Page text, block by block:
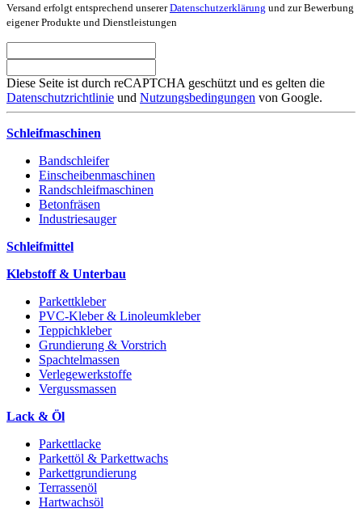
Versand erfolgt entsprechend unsererDatenschutzerklärung und zur Bewerbung
eigener Produkte und Dienstleistungen
Diese Seite ist durch reCAPTCHA geschützt und es gelten die
Datenschutzrichtlinie und Nutzungsbedingungen von Google.
Schleifmaschinen
Bandschleifer
Einscheibenmaschinen
Randschleifmaschinen
Betonfräsen
Industriesauger
Schleifmittel
Klebstoff & Unterbau
Parkettkleber
PVC-Kleber & Linoleumkleber
Teppichkleber
Grundierung & Vorstrich
Spachtelmassen
Verlegewerkstoffe
Vergussmassen
Lack & Öl
Parkettlacke
Parkettöl & Parkettwachs
Parkettgrundierung
Terrassenöl
Hartwachsöl